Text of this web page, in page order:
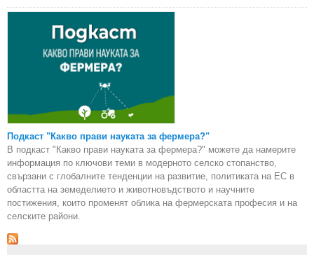
Подкаст "Какво прави науката за фермера?"
В подкаст "Какво прави науката за фермера?" можете да намерите
информация по ключови теми в модерното селско стопанство,
свързани с глобалните тенденции на развитие, политиката на ЕС в
областта на земеделието и животновъдството и научните
постижения, които променят облика на фермерската професия и на
селските райони.